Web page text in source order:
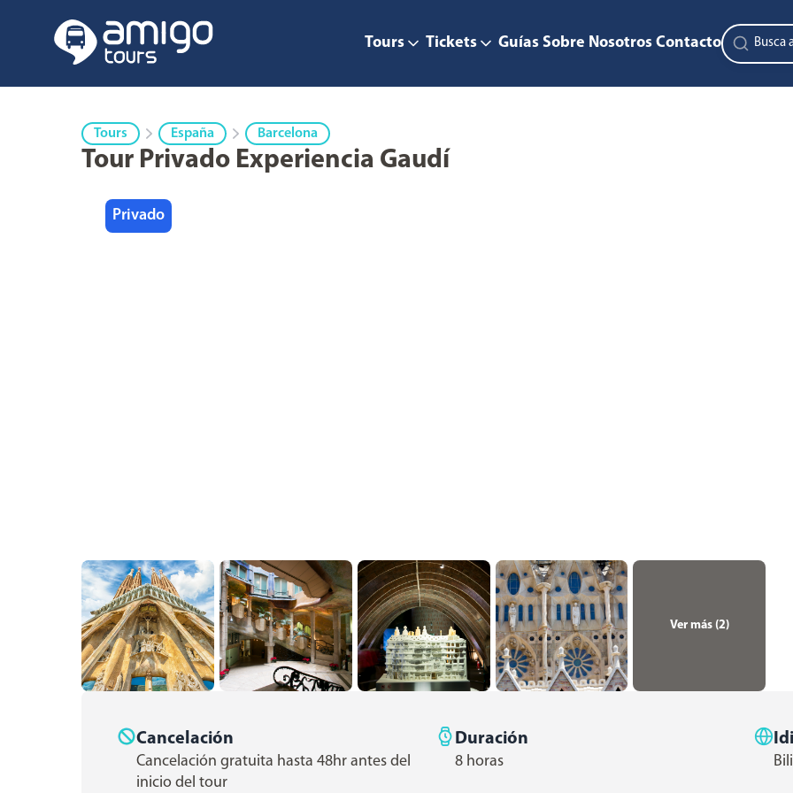
Tours Tickets Guías Sobre Nosotros Contacto
Tours España Barcelona
Tour Privado Experiencia Gaudí
Privado
Ver más (2)
Cancelación
Cancelación gratuita hasta 48hr antes del
inicio del tour
Duración
8 horas